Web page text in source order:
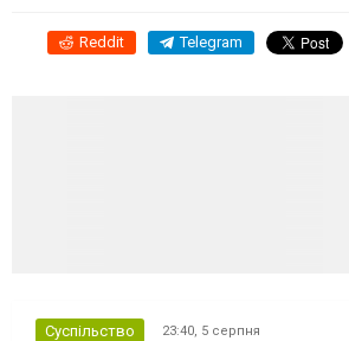
Reddit Telegram
Суспільство 23:40, 5 серпня